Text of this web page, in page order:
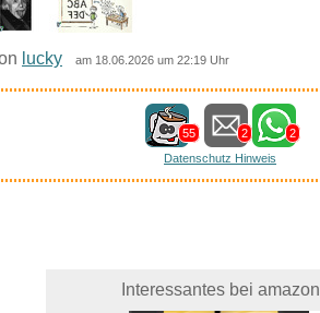
lucky am 18.06.2026 um 22:19 Uhr
55 2
2
Datenschutz Hinweis
Interessantes bei amazon